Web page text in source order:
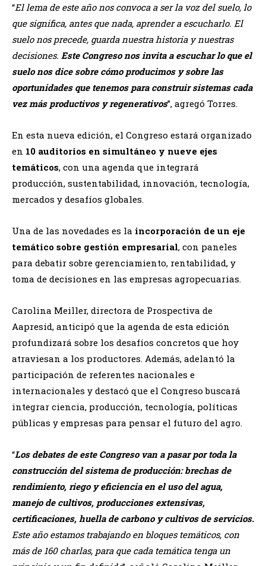
“El lema de este año nos convoca a ser la voz del suelo, lo
que significa, antes que nada, aprender a escucharlo. El
suelo nos precede, guarda nuestra historia y nuestras
decisiones. Este Congreso nos invita a escuchar lo que el
suelo nos dice sobre cómo producimos y sobre las
oportunidades que tenemos para construir sistemas cada
vez más productivos y regenerativos”, agregó Torres.
En esta nueva edición, el Congreso estará organizado
en 10 auditorios en simultáneo y nueve ejes
temáticos, con una agenda que integrará
producción, sustentabilidad, innovación, tecnología,
mercados y desafíos globales.
Una de las novedades es la incorporación de un eje
temático sobre gestión empresarial, con paneles
para debatir sobre gerenciamiento, rentabilidad, y
toma de decisiones en las empresas agropecuarias.
Carolina Meiller, directora de Prospectiva de
Aapresid, anticipó que la agenda de esta edición
profundizará sobre los desafíos concretos que hoy
atraviesan a los productores. Además, adelantó la
participación de referentes nacionales e
internacionales y destacó que el Congreso buscará
integrar ciencia, producción, tecnología, políticas
públicas y empresas para pensar el futuro del agro.
“Los debates de este Congreso van a pasar por toda la
construcción del sistema de producción: brechas de
rendimiento, riego y eficiencia en el uso del agua,
manejo de cultivos, producciones extensivas,
certificaciones, huella de carbono y cultivos de servicios.
Este año estamos trabajando en bloques temáticos, con
más de 160 charlas, para que cada temática tenga un